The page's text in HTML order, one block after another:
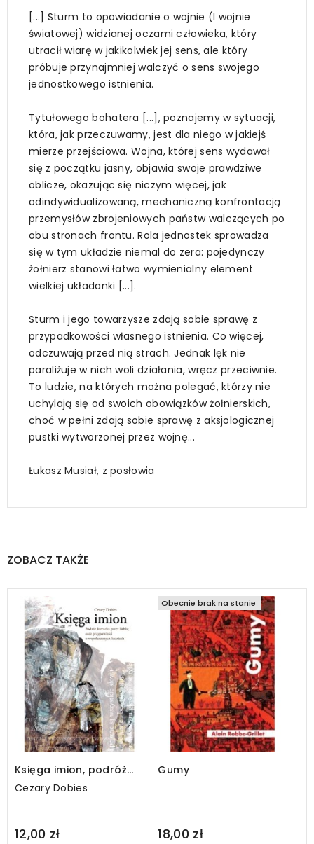
[...] Sturm to opowiadanie o wojnie (I wojnie
światowej) widzianej oczami człowieka, który
utracił wiarę w jakikolwiek jej sens, ale który
próbuje przynajmniej walczyć o sens swojego
jednostkowego istnienia.
Tytułowego bohatera [...], poznajemy w sytuacji,
która, jak przeczuwamy, jest dla niego w jakiejś
mierze przejściowa. Wojna, której sens wydawał
się z początku jasny, objawia swoje prawdziwe
oblicze, okazując się niczym więcej, jak
odindywidualizowaną, mechaniczną konfrontacją
przemysłów zbrojeniowych państw walczących po
obu stronach frontu. Rola jednostek sprowadza
się w tym układzie niemal do zera: pojedynczy
żołnierz stanowi łatwo wymienialny element
wielkiej układanki [...].
Sturm i jego towarzysze zdają sobie sprawę z
przypadkowości własnego istnienia. Co więcej,
odczuwają przed nią strach. Jednak lęk nie
paraliżuje w nich woli działania, wręcz przeciwnie.
To ludzie, na których można polegać, którzy nie
uchylają się od swoich obowiązków żołnierskich,
choć w pełni zdają sobie sprawę z aksjologicznej
pustki wytworzonej przez wojnę...
Łukasz Musiał, z posłowia
ZOBACZ TAKŻE
Księga imion, podróż
literacka przez Biblię
oraz przypowieści o
Cezary Dobies
12,00 zł
Regular
Obecnie brak na stanie
Gumy
18,00 zł
Regular